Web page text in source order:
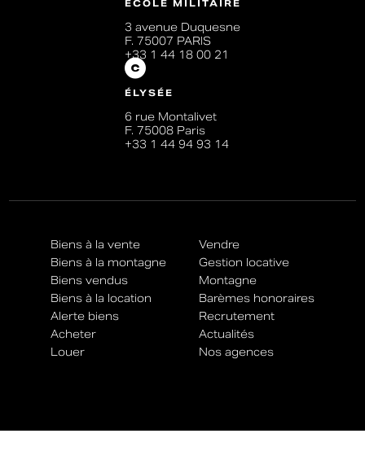
ÉCOLE MILITAIRE
3 avenue Duquesne
F. 75007 PARIS
+33 1 44 18 00 21
ÉLYSÉE
6 rue Montalivet
F. 75008 Paris
+33 1 44 94 93 14
Biens à la vente
Biens à la montagne
Biens vendus
Biens à la location
Alerte biens
Acheter
Louer
Vendre
Gestion locative
Montagne
Barèmes honoraires
Recrutement
Actualités
Nos agences